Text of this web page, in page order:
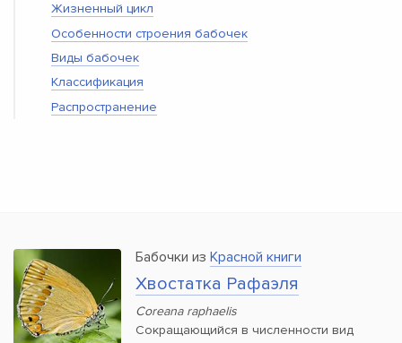
Жизненный цикл
Особенности строения бабочек
Виды бабочек
Классификация
Распространение
Бабочки из Красной книги
Хвостатка Рафаэля
Coreana raphaelis
Сокращающийся в численности вид